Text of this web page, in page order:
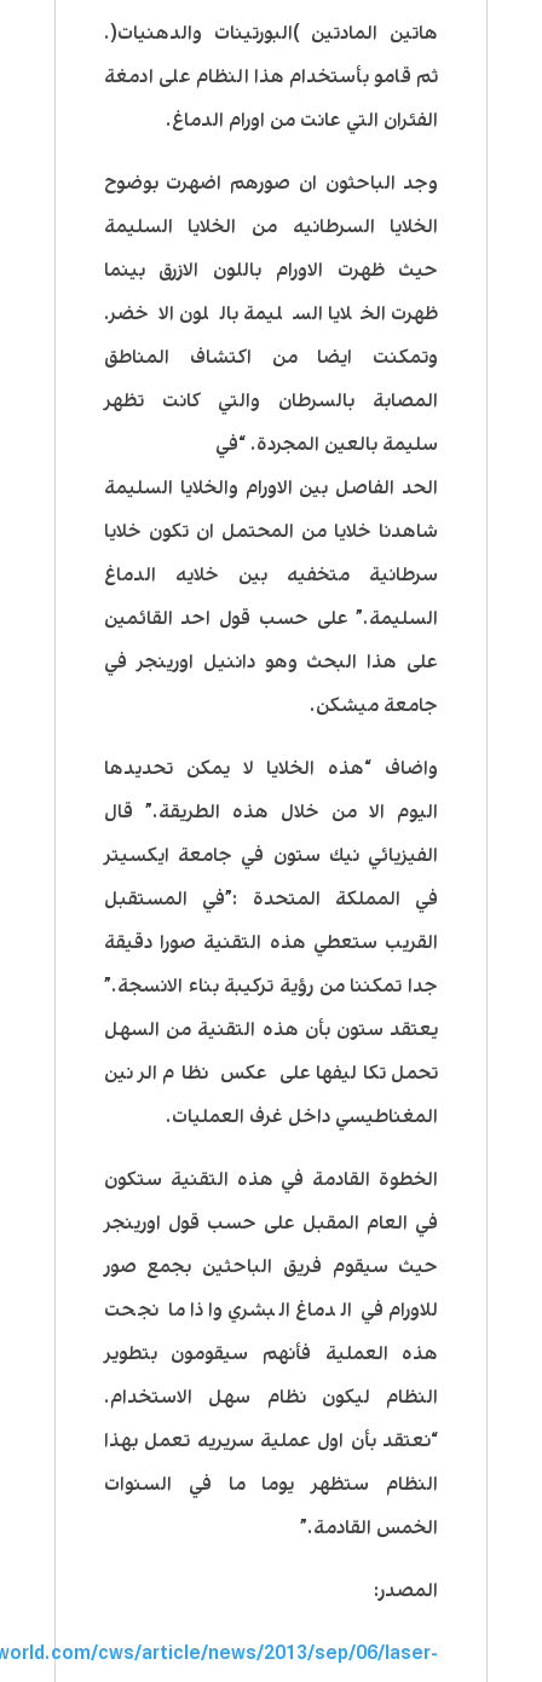
هاتين المادتين )البورتينات والدهنيات(.
ثم قامو بأستخدام هذا النظام على ادمغة
الفئران التي عانت من اورام الدماغ.
وجد الباحثون ان صورهم اضهرت بوضوح
الخلايا السرطانيه من الخلايا السليمة
حيث ظهرت الاورام باللون الازرق بينما
ظهرت الخلايا السليمة باللون الاخضر.
وتمكنت ايضا من اكتشاف المناطق
المصابة بالسرطان والتي كانت تظهر
سليمة بالعين المجردة. “في
الحد الفاصل بين الاورام والخلايا السليمة
شاهدنا خلايا من المحتمل ان تكون خلايا
سرطانية متخفيه بين خلايه الدماغ
السليمة.” على حسب قول احد القائمين
على هذا البحث وهو داننيل اورينجر في
جامعة ميشكن.
واضاف “هذه الخلايا لا يمكن تحديدها
اليوم الا من خلال هذه الطريقة.” قال
الفيزيائي نيك ستون في جامعة ايكسيتر
في المملكة المتحدة :”في المستقبل
القريب ستعطي هذه التقنية صورا دقيقة
جدا تمكننا من رؤية تركيبة بناء الانسجة.”
يعتقد ستون بأن هذه التقنية من السهل
تحمل تكاليفها على عكس نظام الرنين
المغناطيسي داخل غرف العمليات.
الخطوة القادمة في هذه التقنية ستكون
في العام المقبل على حسب قول اورينجر
حيث سيقوم فريق الباحثين بجمع صور
للاورام في الدماغ البشري واذا ما نجحت
هذه العملية فأنهم سيقومون بتطوير
النظام ليكون نظام سهل الاستخدام.
“نعتقد بأن اول عملية سريريه تعمل بهذا
النظام ستظهر يوما ما في السنوات
الخمس القادمة.”
المصدر:
cws/article/news/2013/sep/06/laser-